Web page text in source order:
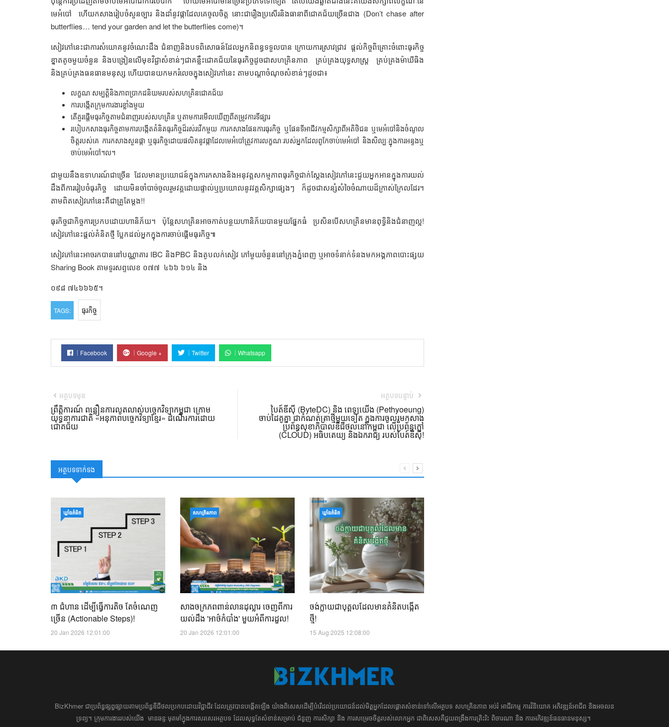
មេអំបៅ ហើយកសាងរៀបចំសួនច្បារ និងដាំនូវផ្កាដែលគេចូលចិត្ត នោះជារឿងប្រសើរនិងធានាពីជោគជ័យច្រើនជាង (Don’t chase after
butterflies… tend your garden and let the butterflies come)។
សៀវភៅនេះជាការសំយោគនូវចំណេះដឹង ជំនាញនិងបទពិសោធន៍ដែលអ្នកនិពន្ធទទួលបាន ក្រោយការស្រាវជ្រាវ ផ្តល់កិច្ចពិគ្រោះចំពោះធុរកិច្ច
ខ្នាតតូចមួយចំនួន និងបង្រៀនលើមុខវិជ្ជាសំខាន់ៗជាគន្លឹះជោគជ័យនៃធុរកិច្ចដូចជាសហគ្រិនភាព គ្រប់គ្រងយុទ្ធសាស្ត្រ គ្រប់គ្រងម៉ាឃីធិង
និងគ្រប់គ្រងធនធានមនុស្ស ហើយបានយកមករំលេចក្នុងសៀវភៅនេះ តាមបណ្តាចំណុចសំខាន់ៗដូចជា៖
លក្ខណៈសម្បត្តិនិងភាពប្រាកដនិយមរបស់សហគ្រិនជោគជ័យ
ការបង្កើតក្រុមការងារខ្លាំងមួយ
តើគួរផ្តើមធុរកិច្ចតាមជំនាញរបស់សហគ្រិន ឬតាមការមើលឃើញពីតម្រូវការទីផ្សារ
របៀបកសាងធុរកិច្ចតាមការបង្កើតគំនិតធុរកិច្ចដ៏រស់រវើកមួយ ការកសាងផែនការធុរកិច្ច ឬផែនទីអាជីវកម្មសិក្សាពីអតិថិជន ឬមេអំបៅនិងចំណូល
ចិត្តរបស់គេ ការកសាងសួនផ្កា ឬធុរកិច្ចដោយផលិតនូវផ្កាដែលមេអំបៅត្រូវការលក្ខណៈរបស់អ្នកដែលពូកែចាប់មេអំបៅ និងសិល្បៈក្នុងការអន្ទងឬ
ចាប់មេអំបៅ។ល។
ជាមួយនឹងឧទាហរណ៍ជាច្រើន ដែលមានប្រយោជន៍ក្នុងការកសាងនិងអនុវត្តសកម្មភាពធុរកិច្ចជាក់ស្តែងសៀវភៅនេះជួយអ្នកអានក្នុងការយល់
ដឹងពីការរៀបចំធុរកិច្ច ដោយមិនចាំបាច់ចូលរួមវគ្គដោយផ្ទាល់ឬប្រយោលនូវវគ្គសិក្សាផ្សេងៗ ក៏ដូចជាសន្សំសំចៃចំណាយដ៏ក្រាស់ក្រែលដែរ។
តាមពិតសៀវភៅនេះគឺជាគ្រូតែម្តង!!
ធុរកិច្ចជាកិច្ចការប្រកបដោយហានិភ័យ។ ប៉ុន្តែសហគ្រិនអាចកាត់បន្ថយហានិភ័យបានមួយផ្នែកធំ ប្រសិនបើសហគ្រិនមានពុទ្ធិនិងជំនាញល្អ!
សៀវភៅនេះផ្តល់គំនិតថ្មី ប្លែកដល់អ្នកក្នុងការចាប់ផ្តើមធុរកិច្ច៕
សៀវភៅនេះអាចរកបាននៅបណ្ណាគារ IBC និងPBC និងតូបលក់សៀវ ភៅមួយចំនួននៅក្រុងភ្នំពេញ ឬអាចទំនាក់ទំនងមកអង្គភាពបោះផ្សយ
Sharing Book តាមទូរសព្ទលេខ ០៧៧ ៤៦៦ ៦១៤ និង
០៩៨ ៧៤៦៦៦៥។
TAGS: ធុរកិច្ច
Facebook Google + Twitter Whatsapp
អត្ថបទមុន
ព្រឹត្តិការណ៍ ពន្លឿនការលូតលាស់បច្ចេកវិទ្យាកម្ពុជា ក្រោម
យុទ្ធនាការជាតិ «អនុភាពបច្ចេកវិទ្យាខ្មែរ» ដំណើរការដោយ
ជោគជ័យ
អត្ថបទបន្ទាប់
បៃត៍ឌីស៊ី (ByteDC) និង ពេទ្យយើង (Pethyoeung)
ចាប់ដៃគូគ្នា ជាកំណត់ត្រាថ្មីមួយទៀត ក្នុងការចូលរួមកសាង
ប្រព័ន្ធសុខាភិបាលឌីជីថល​នៅកម្ពុជា លើប្រព័ន្ធក្លៅ
(CLOUD) អធិបតេយ្យ និងឯករាជ្យ របស់បៃត៍ឌីស៊ី!
អត្ថបទទាក់ទង
ឃ្លាំង​គំនិត
៣ ជំហាន ដើម្បីធ្វើការតិច តែចំណេញ
ច្រើន (Actionable Steps)!
20 Jan 2026 12:01:00
សហគ្រិនភាព
សាងចក្រភពពាន់លានដុល្លារ ចេញពីការ
យល់ដឹង 'អាថ៌កំបាំង' មួយអំពីការដួល!
20 Jan 2026 12:01:00
ឃ្លាំង​គំនិត
ចង់ក្លាយជាបុគ្គលដែលមានគំនិតបង្កើត
ថ្មី!
15 Aug 2025 12:08:00
BizKhmer ​ជា​​ប្រព័ន្ធ​ផ្សព្វផ្សាយ​តាម​ប្រព័ន្ធ​ឌីជីថល​​​ប្រកប​ដោយ​វិជ្ជាជីវៈ​ដែល​​​ត្រូវ​បាន​បង្កើតឡើង យ៉ាង​ពិសេស​​ដើម្បី​បំរើ​ដល់​ប្រយោជន៍​​​ដល់​មិត្ត​អ្នក​ដែល​ផ្ដោត​សំខាន់​ទៅ​លើ​អត្ថបទ​ សហគ្រិន​ភាព អប់រំ ​​អាជីវកម្ម​ ​ការ​វិនិយោគ​ ​អភិវឌ្ឍន៍​អាជីព​ និង​អចលន
ទ្រព្យ។ ​ក្រុម​​ការងារ​របស់​យើង​ ​​ មាន​ឆន្ទៈ​​មុតមាំ​​​ក្នុង​​ការ​សរសេរ​​អត្ថបទ​​ ដែល​សុទ្ធតែ​សំខាន់​សម្រាប់​ ជំនួញ​ ការសិក្សា​ ​និង ការ​សម្រេច​ចិត្ត​របស់​​លោក​អ្នក​ ជាពិសេស​​គឺ​​ជួយ​ពង្រឹង​ការ​ត្រិះរិះ ពិចារណា​ ​និង ​ការអភិវឌ្ឍន៍​ធនធាន​មនុស្ស។ ​​​​